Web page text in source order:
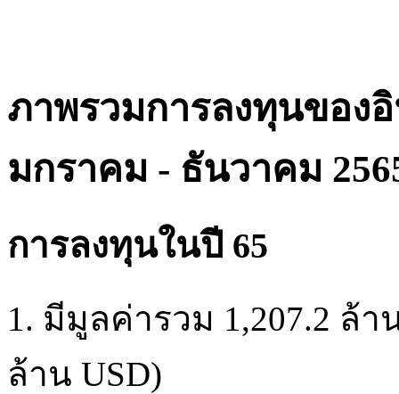
ภาพรวมการลงทุนของ
มกราคม - ธันวาคม
การลงทุนในปี 65
1. มีมูลค่ารวม 1,207.2 ล้
ล้าน USD)